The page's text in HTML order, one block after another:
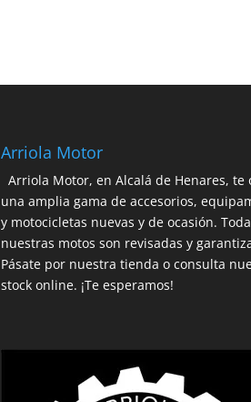
Arriola Motor
Arriola Motor, en Alcalá de Henares, te
una amplia gama de accesorios,
y motocicletas nuevas y de ocasión.
nuestras motos son revisadas y
Pásate por nuestra tienda o consulta
stock online. ¡Te esperamos!